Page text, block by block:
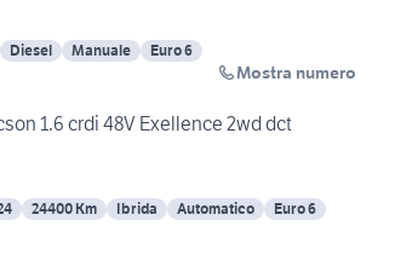
Diesel Manuale
Euro 6
Mostra numero
1.6 crdi 48V Exellence 2wd dct
24400 Km Ibrida Automatico Euro 6